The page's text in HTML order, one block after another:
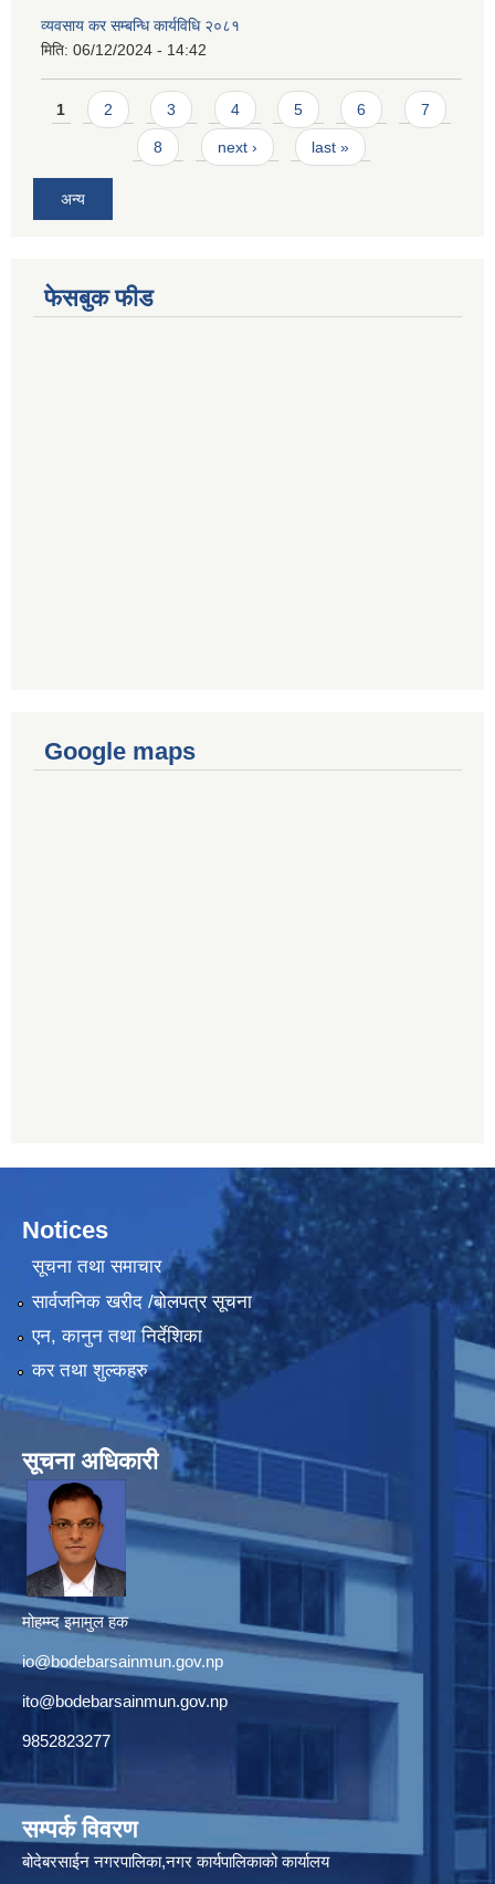
व्यवसाय कर सम्बन्धि कार्यविधि २०८१
मिति: 06/12/2024 - 14:42
Pages
1 2 3 4 5 6 7
8 next › last »
अन्य
फेसबुक फीड
Google maps
Notices
सूचना तथा समाचार
सार्वजनिक खरीद /बोलपत्र सूचना
एन, कानुन तथा निर्देशिका
कर तथा शुल्कहरु
सूचना अधिकारी
मोहम्म्द इमामुल हक
io@bodebarsainmun.gov.np
ito@bodebarsainmun.gov.np
9852823277
सम्पर्क विवरण
बोदेबरसाईन नगरपालिका,नगर कार्यपालिकाको कार्यालय